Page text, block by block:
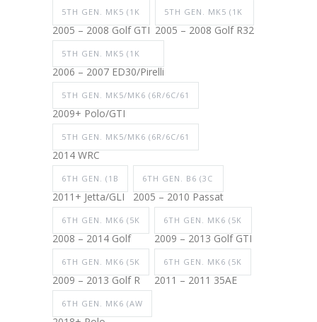
5TH GEN. MK5 (1K
2005 – 2008 Golf GTI
5TH GEN. MK5 (1K
2005 – 2008 Golf R32
5TH GEN. MK5 (1K
2006 – 2007 ED30/Pirelli
5TH GEN. MK5/MK6 (6R/6C/61
2009+ Polo/GTI
5TH GEN. MK5/MK6 (6R/6C/61
2014 WRC
6TH GEN. (1B
2011+ Jetta/GLI
6TH GEN. B6 (3C
2005 – 2010 Passat
6TH GEN. MK6 (5K
2008 – 2014 Golf
6TH GEN. MK6 (5K
2009 – 2013 Golf GTI
6TH GEN. MK6 (5K
2009 – 2013 Golf R
6TH GEN. MK6 (5K
2011 – 2011 35AE
6TH GEN. MK6 (AW